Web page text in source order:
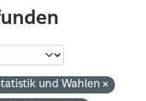
und Wahlen